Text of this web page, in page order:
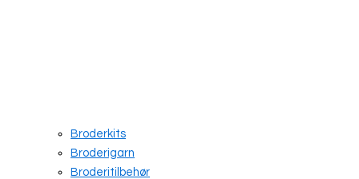
Broderkits
Broderigarn
Broderitilbehør